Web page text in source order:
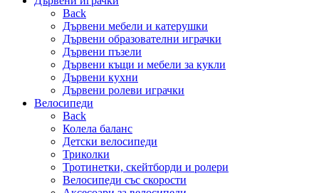
Back
Дървени мебели и катерушки
Дървени образователни играчки
Дървени пъзели
Дървени къщи и мебели за кукли
Дървени кухни
Дървени ролеви играчки
Велосипеди
Back
Колела баланс
Детски велосипеди
Триколки
Тротинетки, скейтборди и ролери
Велосипеди със скорости